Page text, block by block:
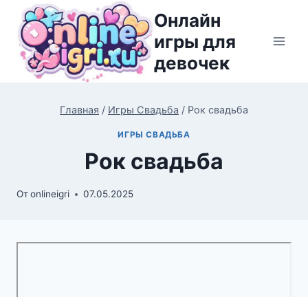
Перейти
содержимому
Онлайн
игры для
девочек
Главная / Игры Свадьба / Рок свадьба
ИГРЫ СВАДЬБА
Рок свадьба
Отonlineigri 07.05.2025